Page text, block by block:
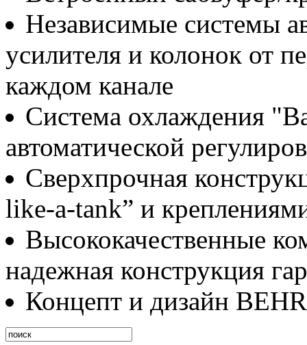
Независимые системы
усилителя и колонок от
каждом канале
Система охлаждения
автоматической
Сверхпрочная
like-a-tank” и
Высококачественные
надежная конструкция
Концепт и дизайн